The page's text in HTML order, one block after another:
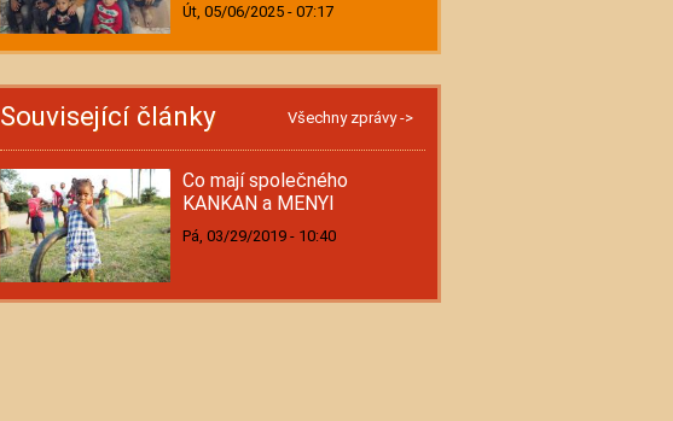
Út, 05/06/2025 - 07:17
Související články Všechny zprávy ->
Co mají společného
KANKAN a MENYI
Pá, 03/29/2019 - 10:40